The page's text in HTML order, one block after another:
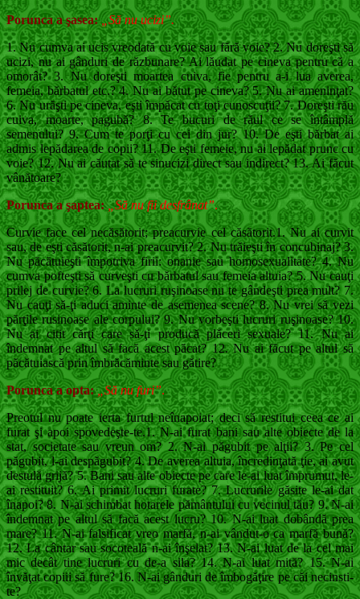
Porunca a şasea: „Să nu ucizi”.
1. Nu cumva ai ucis vreodată cu voie sau fără voie? 2. Nu doreşti să
ucizi, nu ai gânduri de răzbu­nare? Ai lăudat pe cineva pentru că a
omorât? 3. Nu doreşti moartea cuiva, fie pentru a-i lua averea,
femeia, bărbatul etc.? 4. Nu ai bătut pe cineva? 5. Nu ai ameninţat?
6. Nu urăşti pe cineva, eşti împăcat cu toţi cu­noscuţii? 7. Doreşti rău
cuiva, moarte, pagubă? 8. Te bucuri de răul ce se întâmplă
semenului? 9. Cum te porţi cu cei din jur? 10. De eşti bărbat ai
admis lepădarea de copii? 11. De eşti femeie, nu ai lepădat prunc cu
voie? 12. Nu ai căutat să te sinucizi direct sau indirect? 13. Ai făcut
vânătoare?
Porunca a şaptea: „Să nu fii desfrânat”.
Curvie face cel necăsătorit; preacurvie cel că­sătorit.1. Nu ai curvit
sau, de eşti căsătorit, n-ai prea­curvit? 2. Nu trăieşti în concubinaj? 3.
Nu păcătuieşti împotriva firii: onanie sau ho­mosexualitate? 4. Nu
cumva pofteşti să curveşti cu bărbatul sau femeia altuia? 5. Nu cauţi
prilej de curvie? 6. La lucruri ruşinoase nu te gândeşti prea mult? 7.
Nu cauţi să-ţi aduci aminte de asemenea scene? 8. Nu vrei să vezi
părţile rusinoase ale corpu­lui? 9. Nu vorbeşti lucruri ruşinoase? 10.
Nu ai citit cărţi care să-ţi producă plăceri sexuale? 11. Nu ai
îndemnat pe altul să facă acest păcat? 12. Nu ai făcut pe altul să
păcătuiască prin îm­brăcăminte sau gătire?
Porunca a opta: „Să nu furi”.
Preotul nu poate ierta furtul neînapoiat; deci să restitui ceea ce ai
furat şi apoi spovedeşte-te.1. N-ai furat bani sau alte obiecte de la
stat, so­cietate sau vreun om? 2. N-ai păgubit pe alţii? 3. Pe cel
păgubit, l-ai despăgubit? 4. De averea altuia, încredinţată ţie, ai avut
des­tulă grijă? 5. Bani sau alte obiecte pe care le-ai luat îm­prumut, le-
ai restituit? 6. Ai primit lucruri furate? 7. Lucrurile găsite le-ai dat
înapoi? 8. N-ai schimbat hotarele pământului cu veci­nul tău? 9. N-ai
îndemnat pe altul să facă acest lucru? 10. N-ai luat dobândă prea
mare? 11. N-ai falsificat vreo marfă, n-ai vândut-o ca marfă bună?
12. La cântar sau socoteală n-ai înşelat? 13. N-ai luat de la cel mai
mic decât tine lucruri cu de-a sila? 14. N-ai luat mită? 15. N-ai
învăţat copiii să fure? 16. N-ai gânduri de îmbogăţire pe căi necinsti­
te?